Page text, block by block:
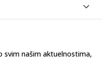
svim našim aktuelnostima,